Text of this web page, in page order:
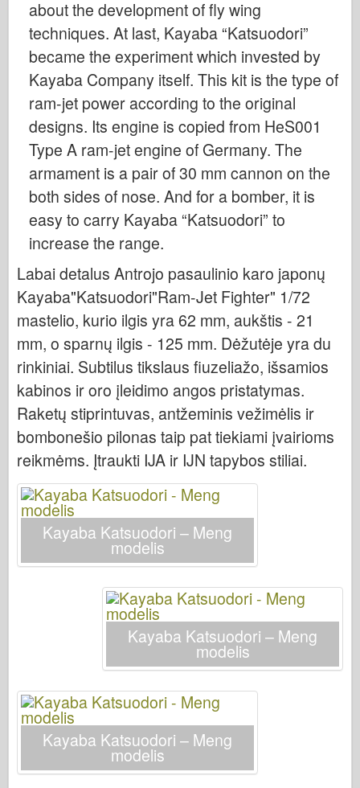
IBG modeliai
Italeri
Legenda
Meng modelis
Tamiya
Tristar
Trimitininkas
Zvezda
Albumai-Nuotraukos
Vaikščioti aplink
Kontakto
le Leidinys
Rinkiniai
about the development of fly wing
techniques. At last, Kayaba “Katsuodori”
became the experiment which invested by
Kayaba Company itself. This kit is the type of
ram-jet power according to the original
designs. Its engine is copied from HeS001
Type A ram-jet engine of Germany. The
armament is a pair of 30 mm cannon on the
both sides of nose. And for a bomber, it is
easy to carry Kayaba “Katsuodori” to
increase the range.
Labai detalus Antrojo pasaulinio karo japonų
Kayaba"Katsuodori"Ram-Jet Fighter" 1/72
mastelio, kurio ilgis yra 62 mm, aukštis - 21
mm, o sparnų ilgis - 125 mm. Dėžutėje yra du
rinkiniai. Subtilus tikslaus fiuzeliažo, išsamios
kabinos ir oro įleidimo angos pristatymas.
Raketų stiprintuvas, antžeminis vežimėlis ir
bombonešio pilonas taip pat tiekiami įvairioms
reikmėms. Įtraukti IJA ir IJN tapybos stiliai.
Kayaba Katsuodori – Meng
modelis
Kayaba Katsuodori – Meng
modelis
Kayaba Katsuodori – Meng
modelis